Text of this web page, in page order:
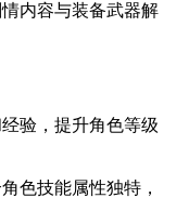
内容与装备武器解
验，提升角色等级
色技能属性独特，